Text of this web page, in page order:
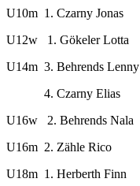
U10m 1. Czarny Jonas
U12w 1. Gökeler Lotta
U14m 3. Behrends Lenny
4. Czarny Elias
U16w 2. Behrends Nala
U16m 2. Zähle Rico
U18m 1. Herberth Finn